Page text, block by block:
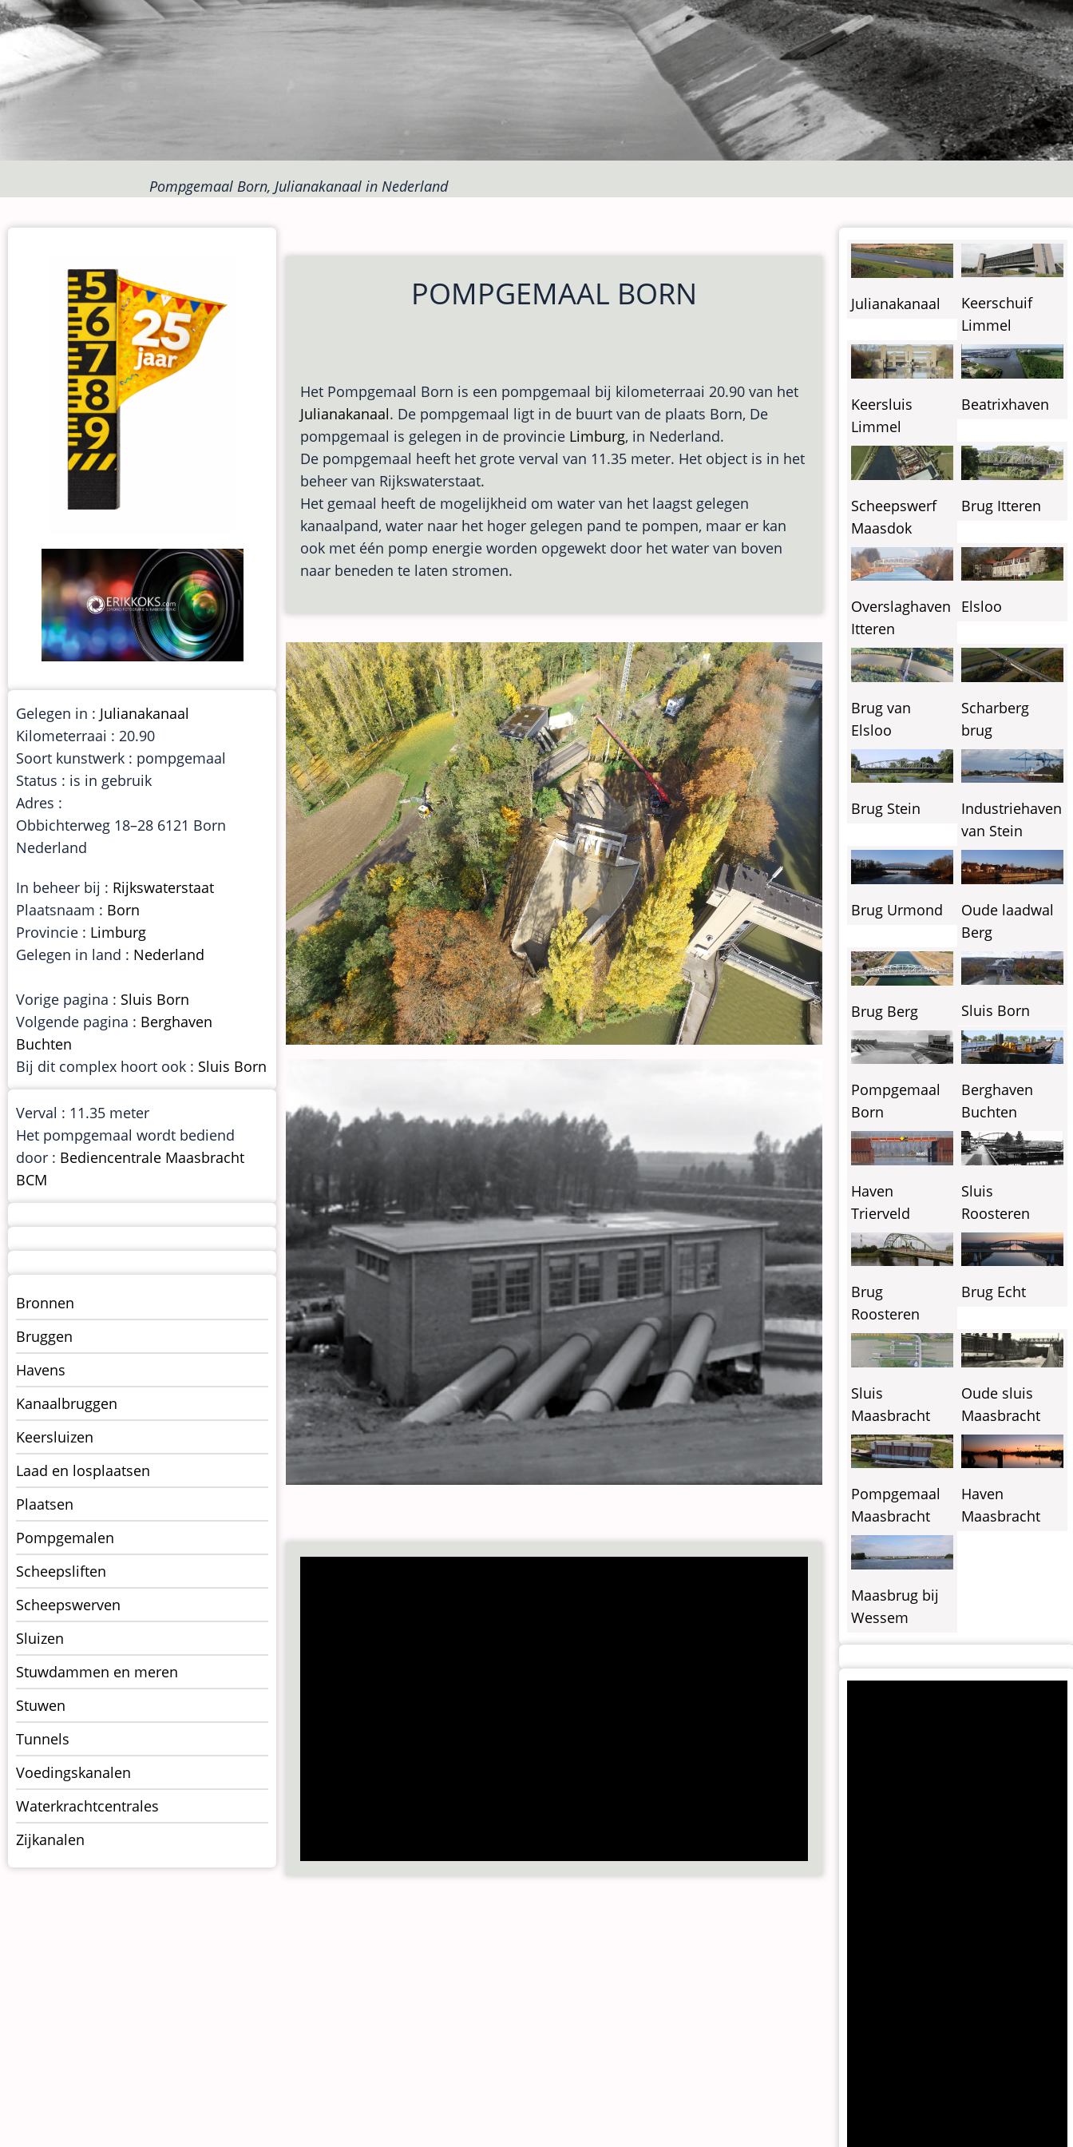
Pompgemaal Born, Julianakanaal in Nederland
POMPGEMAAL BORN
Het Pompgemaal Born is een pompgemaal bij kilometerraai 20.90 van het
Julianakanaal. De pompgemaal ligt in de buurt van de plaats Born, De
pompgemaal is gelegen in de provincie Limburg, in Nederland.
De pompgemaal heeft het grote verval van 11.35 meter. Het object is in het
beheer van Rijkswaterstaat.
Het gemaal heeft de mogelijkheid om water van het laagst gelegen
kanaalpand, water naar het hoger gelegen pand te pompen, maar er kan
ook met één pomp energie worden opgewekt door het water van boven
naar beneden te laten stromen.
Gelegen in : Julianakanaal
Kilometerraai : 20.90
Soort kunstwerk : pompgemaal
Status : is in gebruik
Adres :
Obbichterweg 18–28 6121 Born
Nederland
In beheer bij : Rijkswaterstaat
Plaatsnaam : Born
Provincie : Limburg
Gelegen in land : Nederland
Vorige pagina : Sluis Born
Volgende pagina : Berghaven
Buchten
Bij dit complex hoort ook : Sluis Born
Verval : 11.35 meter
Het pompgemaal wordt bediend
door : Bediencentrale Maasbracht
BCM
Menu
kunstwerken
op
kunstwerkpagina
Bronnen
Bruggen
Havens
Kanaalbruggen
Keersluizen
Laad en losplaatsen
Plaatsen
Pompgemalen
Scheepsliften
Scheepswerven
Sluizen
Stuwdammen en meren
Stuwen
Tunnels
Voedingskanalen
Waterkrachtcentrales
Zijkanalen
Julianakanaal
Keerschuif
Limmel
Keersluis
Limmel
Beatrixhaven
Scheepswerf
Maasdok
Brug Itteren
Overslaghaven
Itteren
Elsloo
Brug van
Elsloo
Scharberg
brug
Brug Stein
Industriehaven
van Stein
Brug Urmond
Oude laadwal
Berg
Brug Berg Sluis Born
Pompgemaal
Born
Berghaven
Buchten
Haven
Trierveld
Sluis
Roosteren
Brug
Roosteren
Brug Echt
Sluis
Maasbracht
Oude sluis
Maasbracht
Pompgemaal
Maasbracht
Haven
Maasbracht
Maasbrug bij
Wessem